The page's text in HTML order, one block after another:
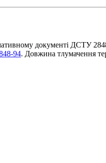
документі
94. Довжина тлумачення